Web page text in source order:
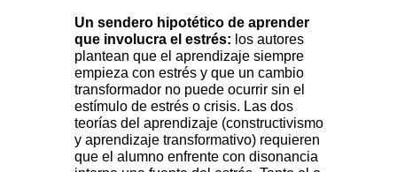
Un sendero hipotético de aprender
que involucra el estrés: los autores
plantean que el aprendizaje siempre
empieza con estrés y que un cambio
transformador no puede ocurrir sin el
estímulo de estrés o crisis. Las dos
teorías del aprendizaje (constructivismo
y aprendizaje transformativo) requieren
que el alumno enfrente con disonancia